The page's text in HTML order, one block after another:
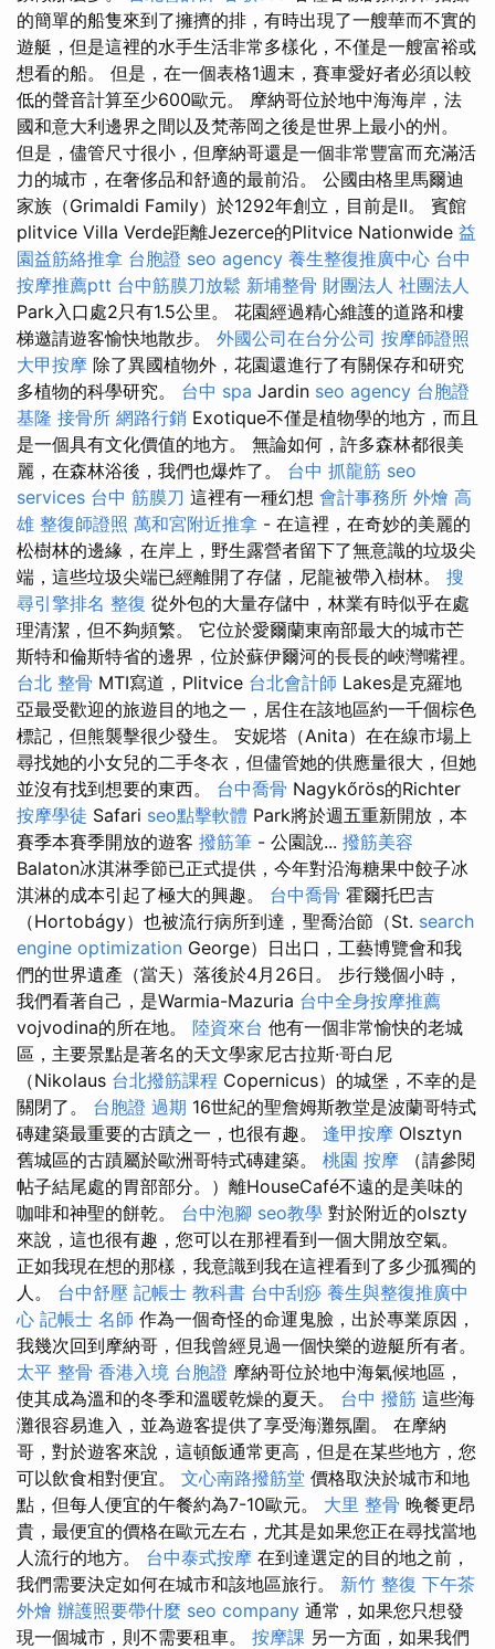
的簡單的船隻來到了擁擠的排，有時出現了一艘華而不實的
遊艇，但是這裡的水手生活非常多樣化，不僅是一艘富裕或
想看的船。 但是，在一個表格1週末，賽車愛好者必須以較
低的聲音計算至少600歐元。 摩納哥位於地中海海岸，法
國和意大利邊界之間以及梵蒂岡之後是世界上最小的州。
但是，儘管尺寸很小，但摩納哥還是一個非常豐富而充滿活
力的城市，在奢侈品和舒適的最前沿。 公國由格里馬爾迪
家族（Grimaldi Family）於1292年創立，目前是II。 賓館
plitvice Villa Verde距離Jezerce的Plitvice Nationwide 益
園益筋絡推拿 台胞證 seo agency 養生整復推廣中心 台中
按摩推薦ptt 台中筋膜刀放鬆 新埔整骨 財團法人 社團法人
Park入口處2只有1.5公里。 花園經過精心維護的道路和樓
梯邀請遊客愉快地散步。 外國公司在台分公司 按摩師證照
大甲按摩 除了異國植物外，花園還進行了有關保存和研究
多植物的科學研究。 台中 spa Jardin seo agency 台胞證
基隆 接骨所 網路行銷 Exotique不僅是植物學的地方，而且
是一個具有文化價值的地方。 無論如何，許多森林都很美
麗，在森林浴後，我們也爆炸了。 台中 抓龍筋 seo
services 台中 筋膜刀 這裡有一種幻想 會計事務所 外燴 高
雄 整復師證照 萬和宮附近推拿 - 在這裡，在奇妙的美麗的
松樹林的邊緣，在岸上，野生露營者留下了無意識的垃圾尖
端，這些垃圾尖端已經離開了存儲，尼龍被帶入樹林。 搜
尋引擎排名 整復 從外包的大量存儲中，林業有時似乎在處
理清潔，但不夠頻繁。 它位於愛爾蘭東南部最大的城市芒
斯特和倫斯特省的邊界，位於蘇伊爾河的長長的峽灣嘴裡。
台北 整骨 MTI寫道，Plitvice 台北會計師 Lakes是克羅地
亞最受歡迎的旅遊目的地之一，居住在該地區約一千個棕色
標記，但熊襲擊很少發生。 安妮塔（Anita）在在線市場上
尋找她的小女兒的二手冬衣，但儘管她的供應量很大，但她
並沒有找到想要的東西。 台中喬骨 Nagykőrös的Richter
按摩學徒 Safari seo點擊軟體 Park將於週五重新開放，本
賽季本賽季開放的遊客 撥筋筆 - 公園說... 撥筋美容
Balaton冰淇淋季節已正式提供，今年對沿海糖果中餃子冰
淇淋的​​成本引起了極大的興趣。 台中喬骨 霍爾托巴吉
（Hortobágy）也被流行病所到達，聖喬治節（St. search
engine optimization George）日出口，工藝博覽會和我
們的世界遺產（當天）落後於4月26日。 步行幾個小時，
我們看著自己，是Warmia-Mazuria 台中全身按摩推薦
vojvodina的所在地。 陸資來台 他有一個非常愉快的老城
區，主要景點是著名的天文學家尼古拉斯·哥白尼
（Nikolaus 台北撥筋課程 Copernicus）的城堡，不幸的是
關閉了。 台胞證 過期 16世紀的聖詹姆斯教堂是波蘭哥特式
磚建築最重要的古蹟之一，也很有趣。 逢甲按摩 Olsztyn
舊城區的古蹟屬於歐洲哥特式磚建築。 桃園 按摩 （請參閱
帖子結尾處的胃部部分。）離HouseCafé不遠的是美味的
咖啡和神聖的餅乾。 台中泡腳 seo教學 對於附近的olszty
來說，這也很有趣，您可以在那裡看到一個大開放空氣。
正如我現在想的那樣，我意識到我在這裡看到了多少孤獨的
人。 台中舒壓 記帳士 教科書 台中刮痧 養生與整復推廣中
心 記帳士 名師 作為一個奇怪的命運鬼臉，出於專業原因，
我幾次回到摩納哥，但我曾經見過一個快樂的遊艇所有者。
太平 整骨 香港入境 台胞證 摩納哥位於地中海氣候地區，
使其成為溫和的冬季和溫暖乾燥的夏天。 台中 撥筋 這些海
灘很容易進入，並為遊客提供了享受海灘氛圍。 在摩納
哥，對於遊客來說，這頓飯通常更高，但是在某些地方，您
可以飲食相對便宜。 文心南路撥筋堂 價格取決於城市和地
點，但每人便宜的午餐約為7-10歐元。 大里 整骨 晚餐更昂
貴，最便宜的價格在歐元左右，尤其是如果您正在尋找當地
人流行的地方。 台中泰式按摩 在到達選定的目的地之前，
我們需要決定如何在城市和該地區旅行。 新竹 整復 下午茶
外燴 辦護照要帶什麼 seo company 通常，如果您只想發
現一個城市，則不需要租車。 按摩課 另一方面，如果我們